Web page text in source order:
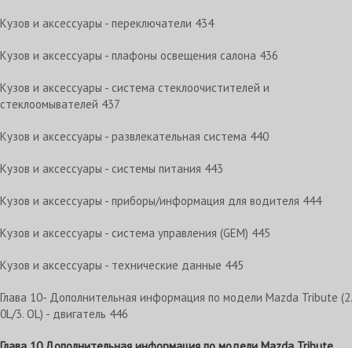
Кузов и аксессуары - переключатели 434
Кузов и аксессуары - плафоны освещения салона 436
Кузов и аксессуары - система стеклоочистителей и
стеклоомывателей 437
Кузов и аксессуары - развлекательная система 440
Кузов и аксессуары - системы питания 443
Кузов и аксессуары - приборы/информация для водителя 444
Кузов и аксессуары - система управления (GEM) 445
Кузов и аксессуары - технические данные 445
Глава 10- Дополнительная информация по модели Mazda Tribute (2.
0L/3. OL) - двигатель 446